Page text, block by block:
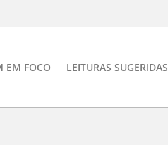
EM FOCO LEITURAS SUGERIDAS